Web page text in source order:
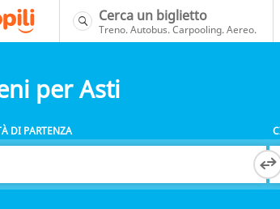
Cerca un biglietto
Treno. Autobus. Carpooling. Aereo.
per Asti
DI PARTENZA